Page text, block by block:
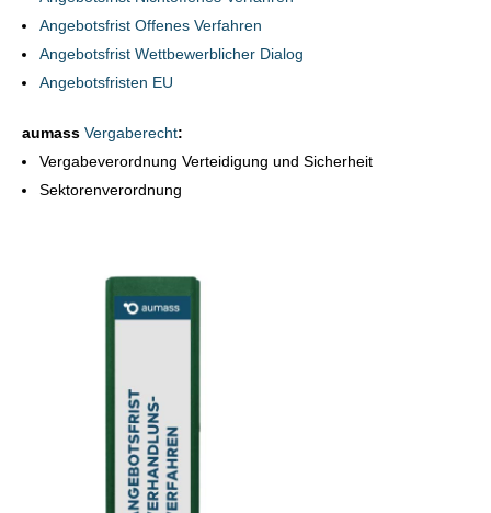
Angebotsfrist Offenes Verfahren
Angebotsfrist Wettbewerblicher Dialog
Angebotsfristen EU
aumass Vergaberecht:
Vergabeverordnung Verteidigung und Sicherheit
Sektorenverordnung